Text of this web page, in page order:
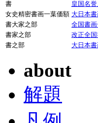
書 皇国名
女史精密書画一葉価額 大日本
書大家之部
全国書
書家之部
改正全
書之部
大日本
about
解題